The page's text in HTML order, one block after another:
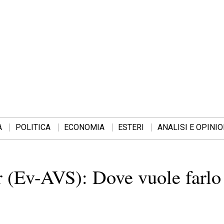
POLITICA ECONOMIA ESTERI ANALISI E
(Ev-AVS): Dove vuole